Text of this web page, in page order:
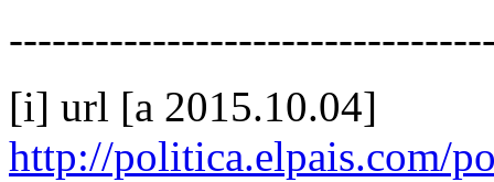
[i] url [a 2015.10.04]
http://politica.elpais.com/